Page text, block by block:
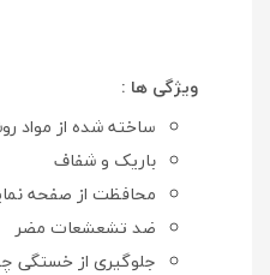
ویژگی ها :
ساخته شده از مواد
باریک و شفاف
محافظت از صفحه
ضد تشعشعات مضر
جلوگیری از خستگی